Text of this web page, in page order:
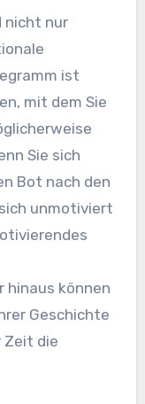
nicht nur
ist
mit dem Sie
Sie sich
Bot nach den
unmotiviert
hinaus können
Geschichte
Zeit die